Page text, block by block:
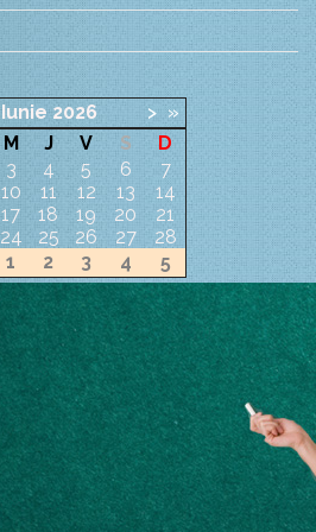
Iunie 2026 > »
M J V S
D
3 4 5 6
7
10 11 12 13
14
17 18 19 20
21
24 25 26 27
28
1 2 3 4 5